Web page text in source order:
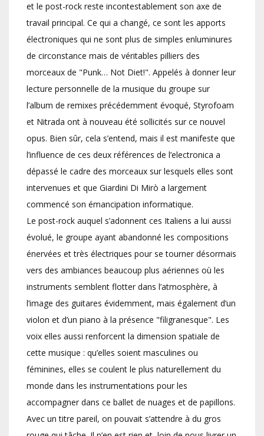
et le post-rock reste incontestablement son axe de
travail principal. Ce qui a changé, ce sont les apports
électroniques qui ne sont plus de simples enluminures
de circonstance mais de véritables pilliers des
morceaux de "Punk… Not Diet!". Appelés à donner leur
lecture personnelle de la musique du groupe sur
l’album de remixes précédemment évoqué, Styrofoam
et Nitrada ont à nouveau été sollicités sur ce nouvel
opus. Bien sûr, cela s’entend, mais il est manifeste que
l’influence de ces deux références de l’electronica a
dépassé le cadre des morceaux sur lesquels elles sont
intervenues et que Giardini Di Mirò a largement
commencé son émancipation informatique.
Le post-rock auquel s’adonnent ces Italiens a lui aussi
évolué, le groupe ayant abandonné les compositions
énervées et très électriques pour se tourner désormais
vers des ambiances beaucoup plus aériennes où les
instruments semblent flotter dans l’atmosphère, à
l’image des guitares évidemment, mais également d’un
violon et d’un piano à la présence "filigranesque". Les
voix elles aussi renforcent la dimension spatiale de
cette musique : qu’elles soient masculines ou
féminines, elles se coulent le plus naturellement du
monde dans les instrumentations pour les
accompagner dans ce ballet de nuages et de papillons.
Avec un titre pareil, on pouvait s’attendre à du gros